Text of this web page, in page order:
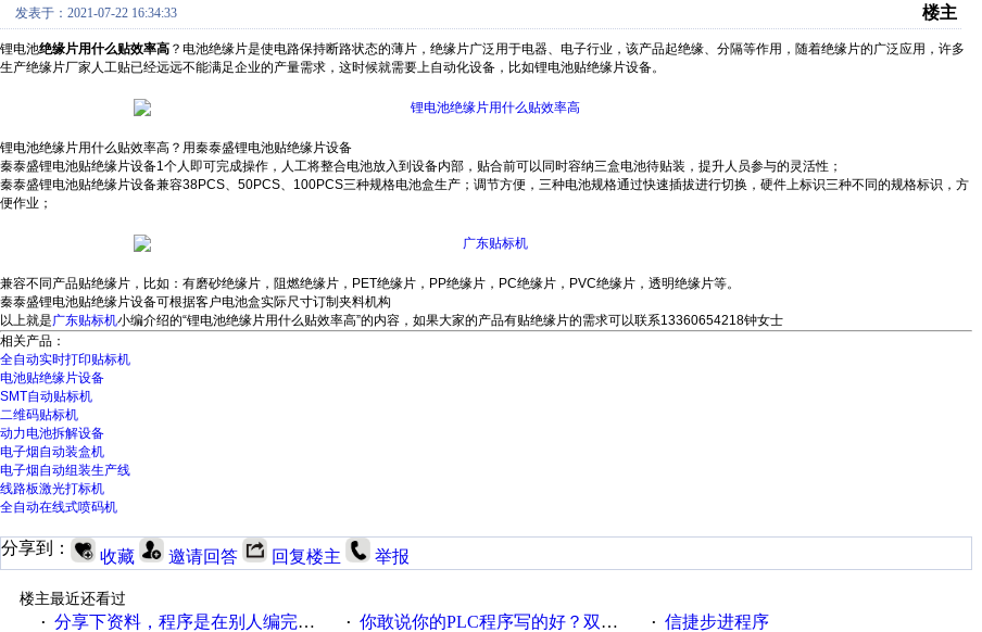
发表于：2021-07-22 16:34:33 楼主
锂电池绝缘片用什么贴效率高 ？电池绝缘片是使电路保持断路状态的薄片，绝缘片广泛用于电器、电子行业，该产品起绝缘、分隔等作用，随着绝缘片的广泛应用，许多
生产绝缘片厂家人工贴已经远远不能满足企业的产量需求，这时候就需要上自动化设备，比如锂电池贴绝缘片设备。
锂电池绝缘片用什么贴效率高？用秦泰盛锂电池贴绝缘片设备
秦泰盛锂电池贴绝缘片设备1个人即可完成操作，人工将整合电池放入到设备内部，贴合前可以同时容纳三盒电池待贴装，提升人员参与的灵活性；
秦泰盛锂电池贴绝缘片设备兼容38PCS、50PCS、100PCS三种规格电池盒生产；调节方便，三种电池规格通过快速插拔进行切换，硬件上标识三种不同的规格标识，方
便作业；
兼容不同产品贴绝缘片，比如：有磨砂绝缘片，阻燃绝缘片，PET绝缘片，PP绝缘片，PC绝缘片，PVC绝缘片，透明绝缘片等。
秦泰盛锂电池贴绝缘片设备可根据客户电池盒实际尺寸订制夹料机构
以上就是广东贴标机小编介绍的“锂电池绝缘片用什么贴效率高”的内容，如果大家的产品有贴绝缘片的需求可以联系13360654218钟女士
相关产品：
全自动实时打印贴标机
电池贴绝缘片设备
SMT自动贴标机
二维码贴标机
动力电池拆解设备
电子烟自动装盒机
电子烟自动组装生产线
线路板激光打标机
全自动在线式喷码机
分享到： 收藏 邀请回答 回复楼主 举报
楼主最近还看过
· 分享下资料，程序是在别人编完的基础上改的 · 你敢说你的PLC程序写的好？双伺服控制信捷PLC程序 · 信捷步进程序